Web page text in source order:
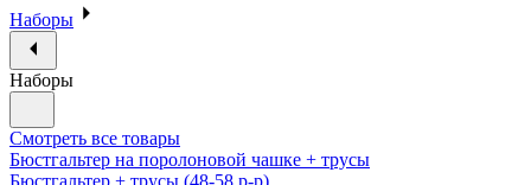
Наборы
Наборы
Смотреть все товары
Бюстгальтер на поролоновой чашке + трусы
Бюстгальтер + трусы (48-58 р-р)